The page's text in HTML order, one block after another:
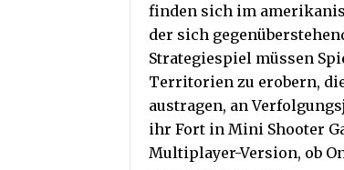
finden sich im
der sich
Strategiespiel müssen
Territorien zu erobern,
austragen, an
ihr Fort in Mini Shooter
Multiplayer-Version, ob